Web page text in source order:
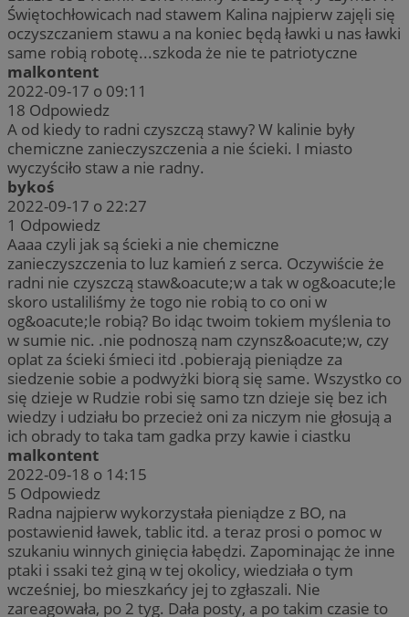
Świętochłowicach nad stawem Kalina najpierw zajęli się
oczyszczaniem stawu a na koniec będą ławki u nas ławki
same robią robotę...szkoda że nie te patriotyczne
malkontent
2022-09-17 o 09:11
18 Odpowiedz
A od kiedy to radni czyszczą stawy? W kalinie były
chemiczne zanieczyszczenia a nie ścieki. I miasto
wyczyściło staw a nie radny.
bykoś
2022-09-17 o 22:27
1 Odpowiedz
Aaaa czyli jak są ścieki a nie chemiczne
zanieczyszczenia to luz kamień z serca. Oczywiście że
radni nie czyszczą staw&oacute;w a tak w og&oacute;le
skoro ustaliliśmy że togo nie robią to co oni w
og&oacute;le robią? Bo idąc twoim tokiem myślenia to
w sumie nic. .nie podnoszą nam czynsz&oacute;w, czy
oplat za ścieki śmieci itd .pobierają pieniądze za
siedzenie sobie a podwyżki biorą się same. Wszystko co
się dzieje w Rudzie robi się samo tzn dzieje się bez ich
wiedzy i udziału bo przecież oni za niczym nie głosują a
ich obrady to taka tam gadka przy kawie i ciastku
malkontent
2022-09-18 o 14:15
5 Odpowiedz
Radna najpierw wykorzystała pieniądze z BO, na
postawienid ławek, tablic itd. a teraz prosi o pomoc w
szukaniu winnych ginięcia łabędzi. Zapominając że inne
ptaki i ssaki też giną w tej okolicy, wiedziała o tym
wcześniej, bo mieszkańcy jej to zgłaszali. Nie
zareagowała, po 2 tyg. Dała posty, a po takim czasie to